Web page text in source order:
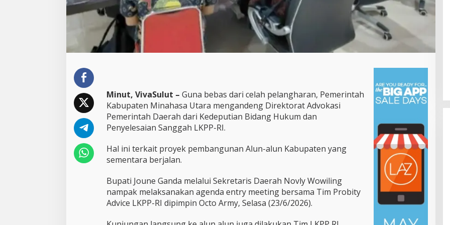
r
E
y
i
n
g
K
a
l
d
v
o
k
Minut, VivaSulut – Guna bebas dari celah pelangharan, Pemerintah
Kabupaten Minahasa Utara mengandeng Direktorat Advokasi
Pemerintah Daerah dari Kedeputian Bidang Hukum dan
Penyelesaian Sanggah LKPP-RI.
Hal ini terkait proyek pembangunan Alun-alun Kabupaten yang
sementara berjalan.
Bupati Joune Ganda melalui Sekretaris Daerah Novly Wowiling
nampak melaksanakan agenda entry meeting bersama Tim Probity
Advice LKPP-RI dipimpin Octo Army, Selasa (23/6/2026).
Gubernur Yulius Selvanus Perkuat
Layanan Kesehatan Sulut,
Resmikan Unit Hemodialisis dan
Dorong RSUD Bitung Naik Tipe C
Di Pemprov Sulut Juli 12, 2026